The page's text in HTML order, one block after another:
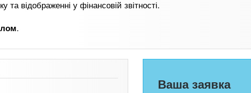
та відображенні у фінансовій звітності.
.
Ваша заявка